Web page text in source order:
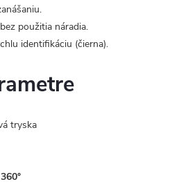
použitia náradia.
identifikáciu (čierna).
tryska